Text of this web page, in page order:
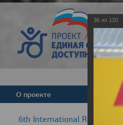
О проекте Команда
6th International Rezept-
36 из 120